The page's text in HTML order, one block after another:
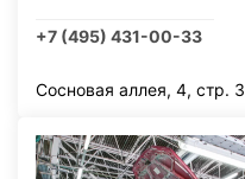
+7 (495) 431-00-33
Сосновая аллея, 4, стр. 3